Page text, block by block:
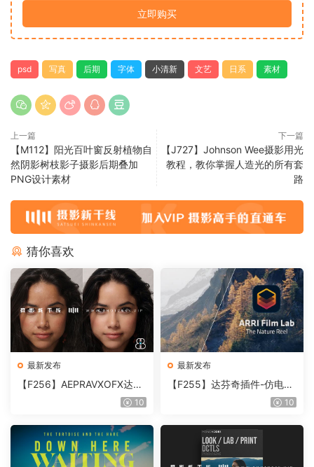
立即购买
psd 写真 后期 字体 小清新 文艺 日系 素材
上一篇
【M112】阳光百叶窗反射植物自
然阴影树枝影子摄影后期叠加
PNG设计素材
下一篇
【J727】Johnson Wee摄影用光
教程，教你掌握人造光的所有套
路
猜你喜欢
最新发布
【F256】AEPRAVXOFX达芬
奇视频人像磨皮润肤美颜插件
10
最新发布
【F255】达芬奇插件-仿电影
胶片视频调色插件 ARRI Film
10